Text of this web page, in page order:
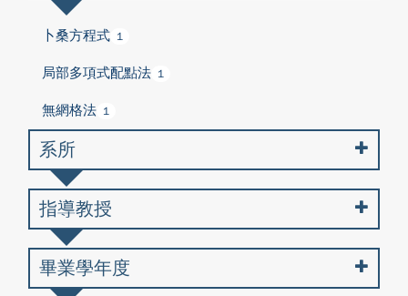
卜桑方程式 1
局部多項式配點法 1
無網格法 1
系所
指導教授
畢業學年度